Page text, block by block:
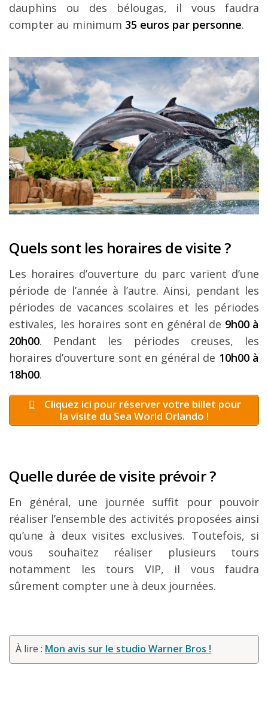
dauphins ou des bélougas, il vous faudra
compter au minimum 35 euros par personne.
Quels sont les horaires de visite ?
Les horaires d’ouverture du parc varient d’une
période de l’année à l’autre. Ainsi, pendant les
périodes de vacances scolaires et les périodes
estivales, les horaires sont en général de 9h00 à
20h00. Pendant les périodes creuses, les
horaires d’ouverture sont en général de 10h00 à
18h00.
Cliquez ici pour réserver votre billet pour
la visite du Sea World Orlando !
Quelle durée de visite prévoir ?
En général, une journée suffit pour pouvoir
réaliser l’ensemble des activités proposées ainsi
qu’une à deux visites exclusives. Toutefois, si
vous souhaitez réaliser plusieurs tours
notamment les tours VIP, il vous faudra
sûrement compter une à deux journées.
À lire : Mon avis sur le studio Warner Bros !